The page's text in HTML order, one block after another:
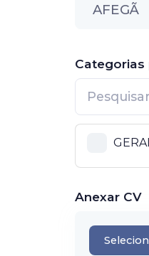
AFEGÃ
Categorias
Anexar CV